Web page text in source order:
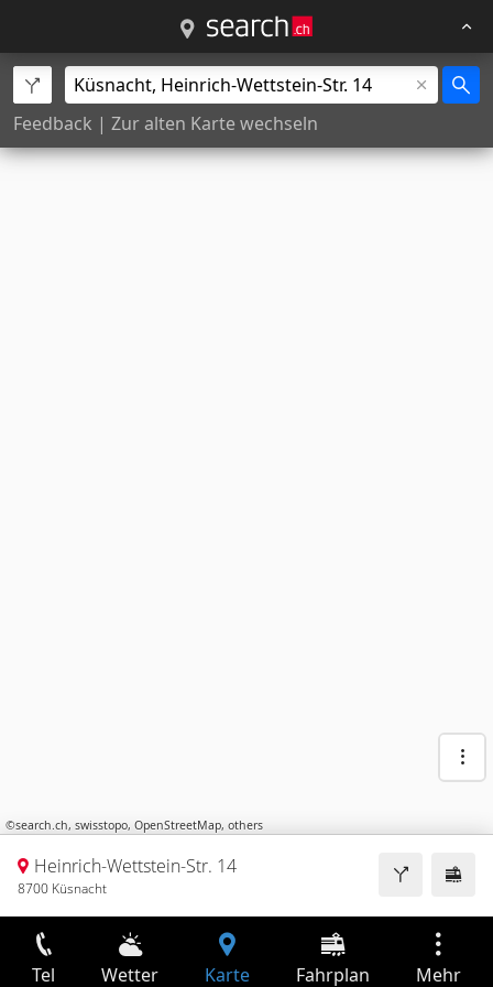
Feedback | Zur alten Karte wechseln
©search.ch, swisstopo, OpenStreetMap, others
Heinrich-Wettstein-Str. 14
8700 Küsnacht
Tel Wetter Karte Fahrplan Mehr